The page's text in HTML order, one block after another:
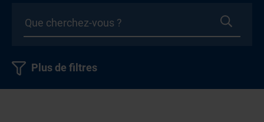
Plus de filtres